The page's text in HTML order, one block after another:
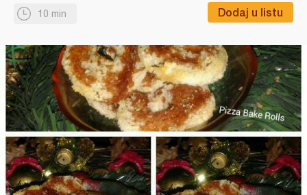
10 min Dodaj u listu